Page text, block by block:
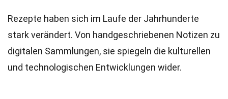
Rezepte haben sich im Laufe der Jahrhunderte
stark verändert. Von handgeschriebenen Notizen zu
digitalen Sammlungen, sie spiegeln die kulturellen
und technologischen Entwicklungen wider.